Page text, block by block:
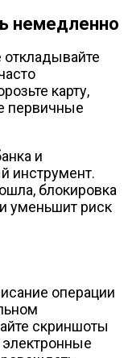
немедленно
откладывайте
карту,
первичные
и
инструмент.
блокировка
уменьшит риск
операции
скриншоты
электронные